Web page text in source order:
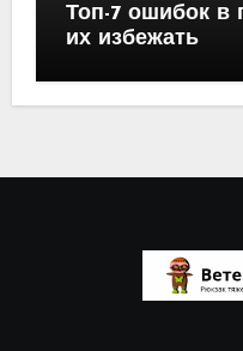
Топ-7 ошибок в
их избежать